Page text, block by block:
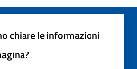
chiare le informazioni